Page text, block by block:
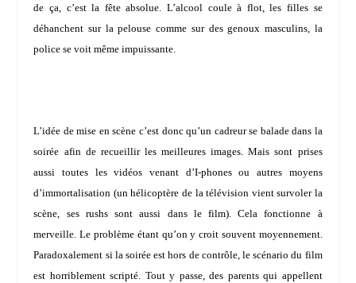
de ça, c’est la fête absolue. L’alcool coule à flot, les filles se
déhanchent sur la pelouse comme sur des genoux masculins, la
police se voit même impuissante.
L’idée de mise en scène c’est donc qu’un cadreur se balade dans la
soirée afin de recueillir les meilleures images. Mais sont prises
aussi toutes les vidéos venant d’I-phones ou autres moyens
d’immortalisation (un hélicoptère de la télévision vient survoler la
scène, ses rushs sont aussi dans le film). Cela fonctionne à
merveille. Le problème étant qu’on y croit souvent moyennement.
Paradoxalement si la soirée est hors de contrôle, le scénario du film
est horriblement scripté. Tout y passe, des parents qui appellent